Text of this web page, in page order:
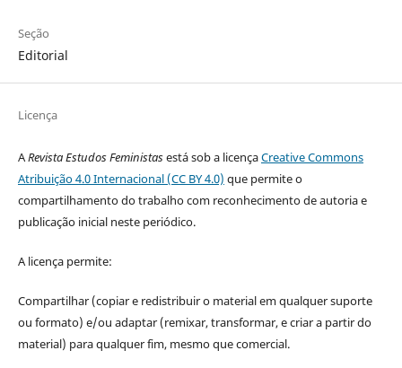
Seção
Editorial
Licença
ARevista Estudos Feministasestá sob a licençaCreative Commons
Atribuição 4.0 Internacional (CC BY 4.0) que permite o
compartilhamento do trabalho com reconhecimento de autoria e
publicação inicial neste periódico.
A licença permite:
Compartilhar (copiar e redistribuir o material em qualquer suporte
ou formato) e/ou adaptar (remixar, transformar, e criar a partir do
material) para qualquer fim, mesmo que comercial.